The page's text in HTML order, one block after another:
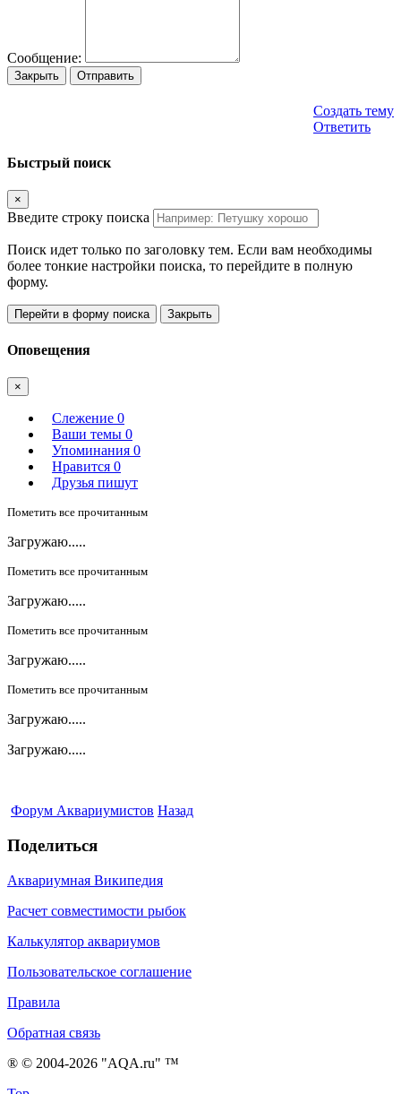
Сообщение:
Закрыть Отправить
Создать тему
Ответить
Быстрый поиск
×
Введите строку поиска
Поиск идет только по заголовку тем. Если вам необходимы
более тонкие настройки поиска, то перейдите в полную
форму.
Перейти в форму поиска Закрыть
Оповещения
×
Слежение 0
Ваши темы 0
Упоминания 0
Нравится 0
Друзья пишут
Пометить все прочитанным
Загружаю.....
Пометить все прочитанным
Загружаю.....
Пометить все прочитанным
Загружаю.....
Пометить все прочитанным
Загружаю.....
Загружаю.....
Форум Аквариумистов Назад
Поделиться
Аквариумная Википедия
Расчет совместимости рыбок
Калькулятор аквариумов
Пользовательское соглашение
Правила
Обратная связь
® © 2004-2026 "AQA.ru" ™